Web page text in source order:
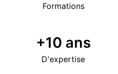
Formations
+10 ans
D'expertise